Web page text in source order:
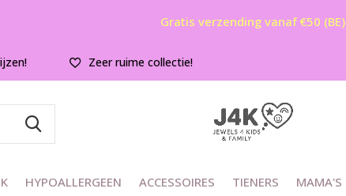
HYPOALLERGEEN ACCESSOIRES TIENERS MAMA'S
Zeer ruime collectie!
Gratis verzending vanaf €50 (BE)